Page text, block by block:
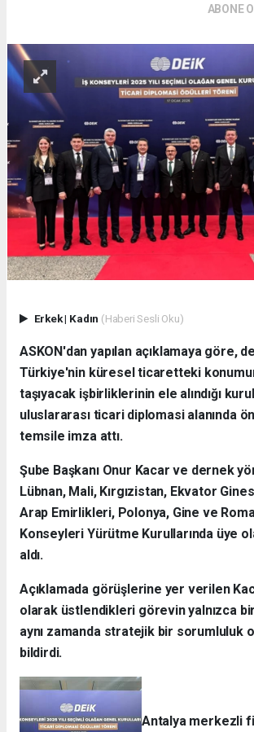
ABONE
Erkek| Kadın (Haberi Sesli Oku)
ASKON'dan yapılan açıklamaya göre,
Türkiye'nin küresel ticaretteki
taşıyacak işbirliklerinin ele alındığı
uluslararası ticari diplomasi alanında
temsile imza attı.
Şube Başkanı Onur Kacar ve dernek
Lübnan, Mali, Kırgızistan, Ekvator
Arap Emirlikleri, Polonya, Gine ve
Konseyleri Yürütme Kurullarında üye
aldı.
Açıklamada görüşlerine yer verilen
olarak üstlendikleri görevin yalnızca
aynı zamanda stratejik bir sorumluluk
bildirdi.
Antalya merkezli